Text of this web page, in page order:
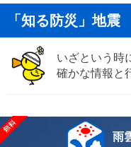
「知る防災」地震
いざという時
確かな情報と
雨